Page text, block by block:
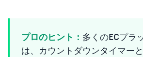
プロのヒント： 多くのECプラ
は、カウントダウンタイマー